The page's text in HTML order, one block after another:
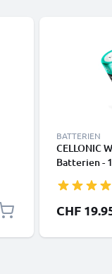
BATTERIEN
CELLONIC
Batterien -
Controller
Navigation
CHF